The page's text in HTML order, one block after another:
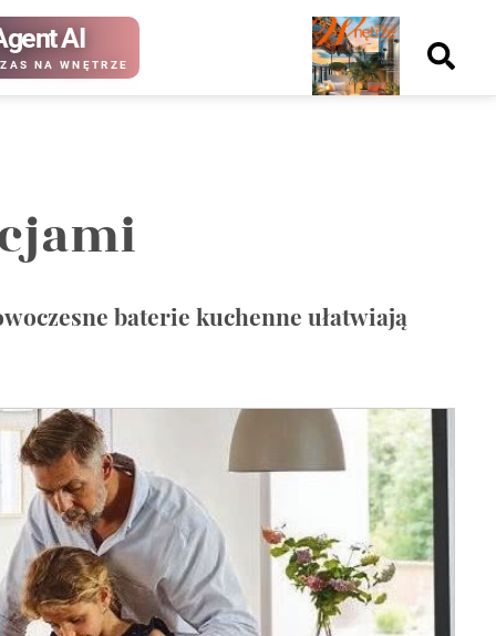
AI
NA WNĘTRZE
Nowy
numer
baterie kuchenne ułatwiają